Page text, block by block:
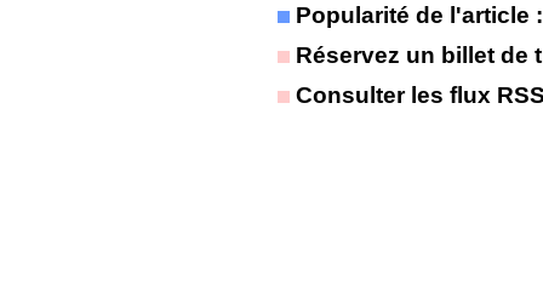
Popularité de l'article
Réservez un billet de
Consulter les flux